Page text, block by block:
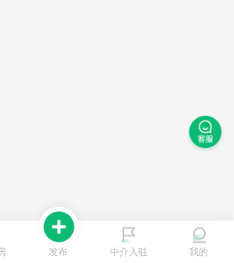
发布 中介入驻 我的